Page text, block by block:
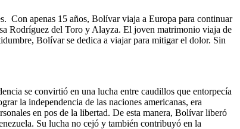
Con apenas 15 años, Bolívar viaja a Europa para continuar
Rodríguez del Toro y Alayza. El joven matrimonio viaja de
Bolívar se dedica a viajar para mitigar el dolor. Sin
se convirtió en una lucha entre caudillos que entorpecía
la independencia de las naciones americanas, era
en pos de la libertad. De esta manera, Bolívar liberó
Su lucha no cejó y también contribuyó en la